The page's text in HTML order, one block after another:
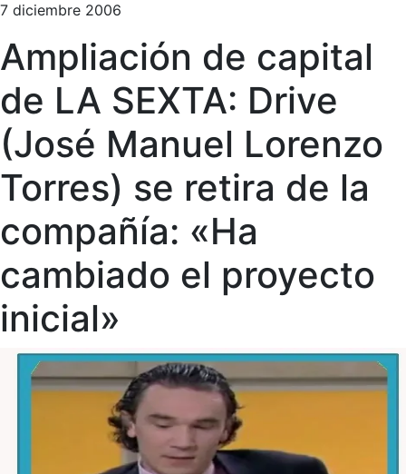
7 diciembre 2006
Ampliación de capital
de LA SEXTA: Drive
(José Manuel Lorenzo
Torres) se retira de la
compañía: «Ha
cambiado el proyecto
inicial»